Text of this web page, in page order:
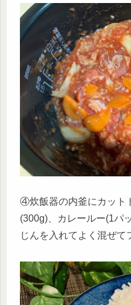
④炊飯器の内釜にカット
(300g)、カレールー(1パ
じんを入れてよく混ぜて